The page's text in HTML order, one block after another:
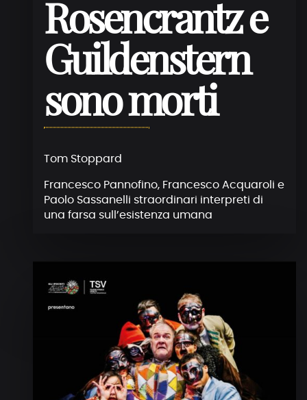
Rosencrantz e
Guildenstern
sono morti
Tom Stoppard
Francesco Pannofino, Francesco Acquaroli e
Paolo Sassanelli straordinari interpreti di
una farsa sull’esistenza umana